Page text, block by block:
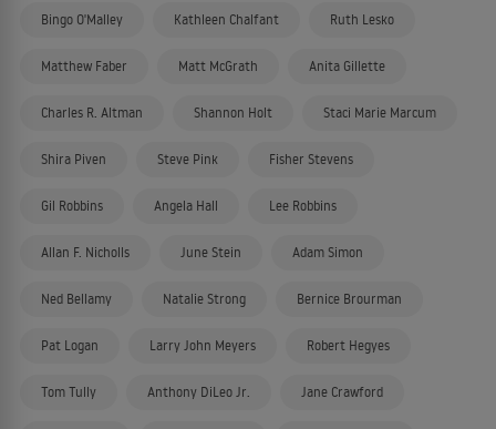
Bingo O'Malley Kathleen Chalfant Ruth Lesko
Matthew Faber Matt McGrath Anita Gillette
Charles R. Altman Shannon Holt Staci Marie Marcum
Shira Piven Steve Pink Fisher Stevens
Gil Robbins Angela Hall Lee Robbins
Allan F. Nicholls June Stein Adam Simon
Ned Bellamy Natalie Strong Bernice Brourman
Pat Logan Larry John Meyers Robert Hegyes
Tom Tully Anthony DiLeo Jr. Jane Crawford